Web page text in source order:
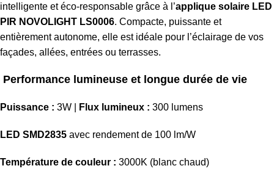
intelligente et éco-responsable grâce à l’applique solaire LED
PIR NOVOLIGHT LS0006. Compacte, puissante et
entièrement autonome, elle est idéale pour l’éclairage de vos
façades, allées, entrées ou terrasses.
Performance lumineuse et longue durée de vie
Puissance : 3W | Flux lumineux : 300 lumens
LED SMD2835 avec rendement de 100 lm/W
Température de couleur : 3000K (blanc chaud)